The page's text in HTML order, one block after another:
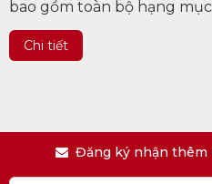
bao gồm toàn bộ hạng
tạo xây dựng, lắp đặt nội
Chi tiết
Đăng ký nhận thêm